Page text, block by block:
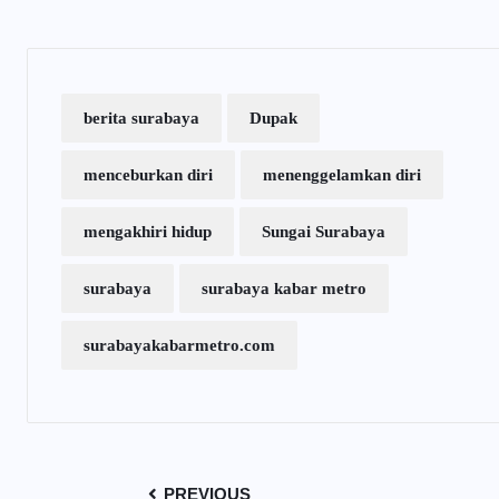
berita surabaya Dupak
menceburkan diri menenggelamkan diri
mengakhiri hidup Sungai Surabaya
surabaya surabaya kabar metro
surabayakabarmetro.com
PREVIOUS